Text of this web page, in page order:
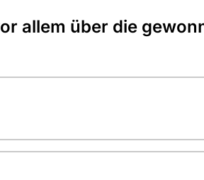
allem über die